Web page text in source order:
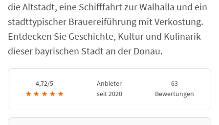
die Altstadt, eine Schifffahrt zur Walhalla und ein
stadttypischer Brauereiführung mit Verkostung.
Entdecken Sie Geschichte, Kultur und Kulinarik
dieser bayrischen Stadt an der Donau.
4,72/5
★ ★ ★ ★ ★
Anbieter
seit 2020
63
Bewertungen